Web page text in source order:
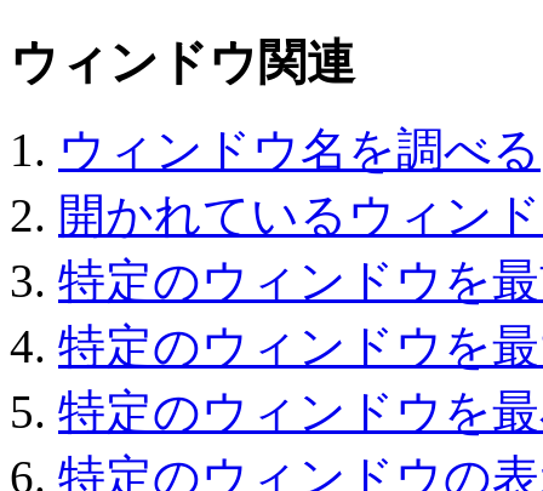
ウィンドウ関連
ウィンドウ名を調べる
開かれているウィン
特定のウィンドウを
特定のウィンドウを
特定のウィンドウを
特定のウィンドウの